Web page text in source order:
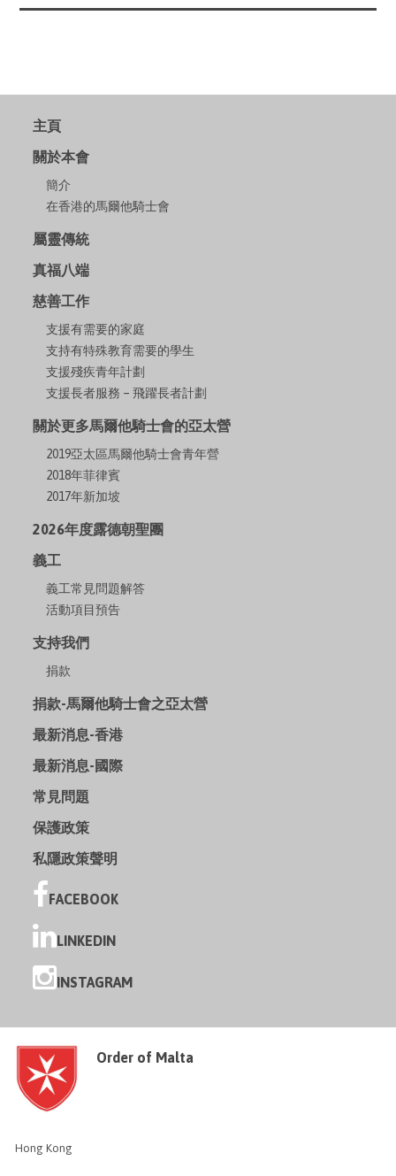
主頁
關於本會
簡介
在香港的馬爾他騎士會
屬靈傳統
真福八端
慈善工作
支援有需要的家庭
支持有特殊教育需要的學生
支援殘疾青年計劃
支援長者服務 – 飛躍長者計劃
關於更多馬爾他騎士會的亞太營
2019亞太區馬爾他騎士會青年營
2018年菲律賓
2017年新加坡
2026年度露德朝聖團
義工
義工常見問題解答
活動項目預告
支持我們
捐款
捐款-馬爾他騎士會之亞太營
最新消息-香港
最新消息-國際
常見問題
保護政策
私隱政策聲明
FACEBOOK
LINKEDIN
INSTAGRAM
Order of Malta
Hong Kong